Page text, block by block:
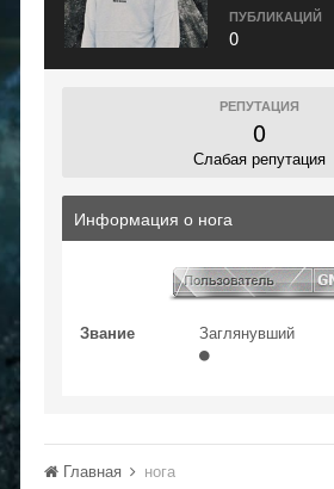
ПУБЛИКАЦИЙ
0
РЕПУТАЦИЯ
0
Слабая репутация
Информация о нога
Звание Заглянувший
Главная нога